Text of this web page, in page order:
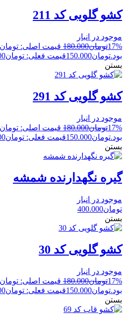
کشو گلویی کد 211
موجود در انبار
17%تومان180.000
بود.تومان150.000قیمت فعلی: تومان150.000.
بستن
کشو گلویی کد 291
موجود در انبار
17%تومان180.000
بود.تومان150.000قیمت فعلی: تومان150.000.
بستن
گیره نگهدارنده شمشه
موجود در انبار
تومان400.000
بستن
کشو گلویی کد 30
موجود در انبار
17%تومان180.000
بود.تومان150.000قیمت فعلی: تومان150.000.
بستن